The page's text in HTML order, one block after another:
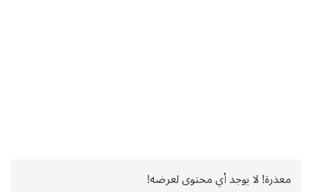
معذرة! لا يوجد أي محتوى لعرضه!